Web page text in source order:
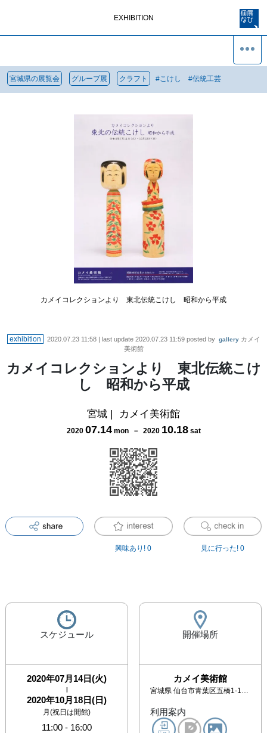
EXHIBITION
宮城県の展覧会 グループ展 クラフト # こけし #伝統工芸
カメイコレクションより 東北伝統こけし 昭和から平成
exhibition 2020.07.23 11:58| last update 2020.07.23 11:59posted by gallery カメイ
美術館
カメイコレクションより 東北伝統こけ
し 昭和から平成
宮城 | カメイ美術館
2020 07.14 mon－ 2020 10.18 sat
興味あり! 0 見に行った! 0
スケジュール
2020年07月14日(火)
|
2020年10月18日(日)
月(祝日は開館)
11:00 - 16:00
開催場所
カメイ美術館
宮城県 仙台市青葉区五橋1-1-23
利用案内